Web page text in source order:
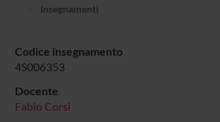
Insegnamenti
Codice insegnamento
4S006353
Docente
Fabio Corsi